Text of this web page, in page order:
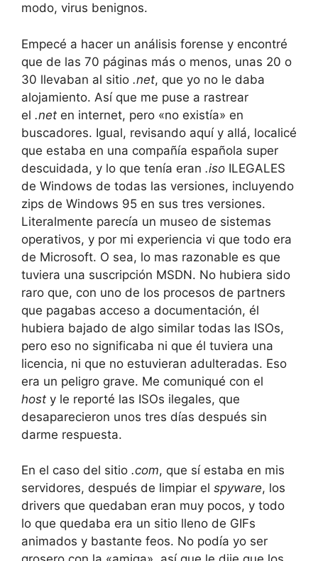
modo, virus benignos.
Empecé a hacer un análisis forense y encontré
que de las 70 páginas más o menos, unas 20 o
30 llevaban al sitio .net, que yo no le daba
alojamiento. Así que me puse a rastrear
el .net en internet, pero «no existía» en
buscadores. Igual, revisando aquí y allá, localicé
que estaba en una compañía española super
descuidada, y lo que tenía eran .iso ILEGALES
de Windows de todas las versiones, incluyendo
zips de Windows 95 en sus tres versiones.
Literalmente parecía un museo de sistemas
operativos, y por mi experiencia vi que todo era
de Microsoft. O sea, lo mas razonable es que
tuviera una suscripción MSDN. No hubiera sido
raro que, con uno de los procesos de partners
que pagabas acceso a documentación, él
hubiera bajado de algo similar todas las ISOs,
pero eso no significaba ni que él tuviera una
licencia, ni que no estuvieran adulteradas. Eso
era un peligro grave. Me comuniqué con el
host y le reporté las ISOs ilegales, que
desaparecieron unos tres días después sin
darme respuesta.
En el caso del sitio .com, que sí estaba en mis
servidores, después de limpiar el spyware, los
drivers que quedaban eran muy pocos, y todo
lo que quedaba era un sitio lleno de GIFs
animados y bastante feos. No podía yo ser